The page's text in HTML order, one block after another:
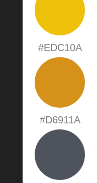
#EDC10A
#D6911A